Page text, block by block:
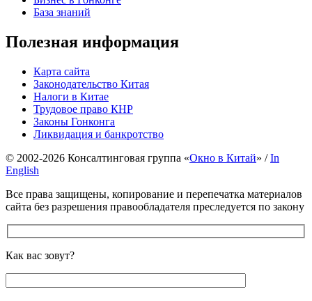
База знаний
Полезная информация
Карта сайта
Законодательство Китая
Налоги в Китае
Трудовое право КНР
Законы Гонконга
Ликвидация и банкротство
© 2002-2026 Консалтинговая группа «Окно в Китай» /In
English
Все права защищены, копирование и перепечатка материалов
сайта без разрешения правообладателя преследуется по закону
Как вас зовут?